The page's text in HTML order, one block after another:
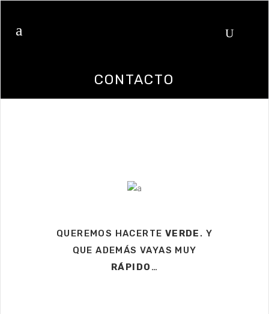
CONTACTO
QUEREMOS HACERTE VERDE . Y
QUE ADEMÁS VAYAS MUY
RÁPIDO …